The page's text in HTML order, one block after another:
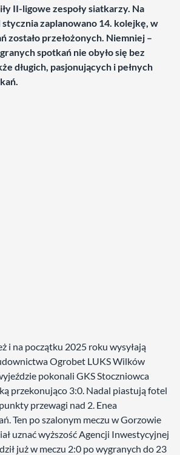
II-ligowe zespoły siatkarzy. Na
zaplanowano 14. kolejkę, w
zostało przełożonych. Niemniej –
spotkań nie obyło się bez
długich, pasjonujących i pełnych
i na początku 2025 roku wysyłają
Ogrobet LUKS Wilków
pokonali GKS Stoczniowca
przekonująco 3:0. Nadal piastują fotel
przewagi nad 2. Enea
Ten po szalonym meczu w Gorzowie
uznać wyższość Agencji Inwestycyjnej
już w meczu 2:0 po wygranych do 23